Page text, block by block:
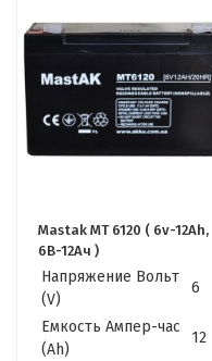
Mastak MT 6120 ( 6v-12Ah,
6В-12Ач )
Напряжение Вольт
(V)
6
Емкость Ампер-час
(Ah)
12